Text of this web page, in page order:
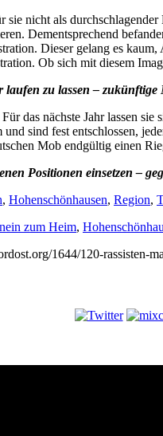
nicht als
Dementsprechend
Dieser gelang es
Ob sich mit diesem
zu lassen –
das nächste Jahr lassen
sind fest entschlossen,
Mob endgültig einen
Positionen einsetzen –
, Hohenschönhausen, Region,
zum Heim,
1644/120-rassisten-